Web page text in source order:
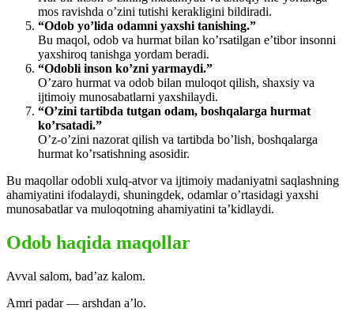
mos ravishda o’zini tutishi kerakligini bildiradi.
“Odob yo’lida odamni yaxshi tanishing.”
Bu maqol, odob va hurmat bilan ko’rsatilgan e’tibor insonni
yaxshiroq tanishga yordam beradi.
“Odobli inson ko’zni yarmaydi.”
O’zaro hurmat va odob bilan muloqot qilish, shaxsiy va
ijtimoiy munosabatlarni yaxshilaydi.
“O’zini tartibda tutgan odam, boshqalarga hurmat
ko’rsatadi.”
O’z-o’zini nazorat qilish va tartibda bo’lish, boshqalarga
hurmat ko’rsatishning asosidir.
Bu maqollar odobli xulq-atvor va ijtimoiy madaniyatni saqlashning
ahamiyatini ifodalaydi, shuningdek, odamlar o’rtasidagi yaxshi
munosabatlar va muloqotning ahamiyatini ta’kidlaydi.
Odob haqida maqollar
Avval salom, bad’az kalom.
Amri padar — arshdan a’lo.